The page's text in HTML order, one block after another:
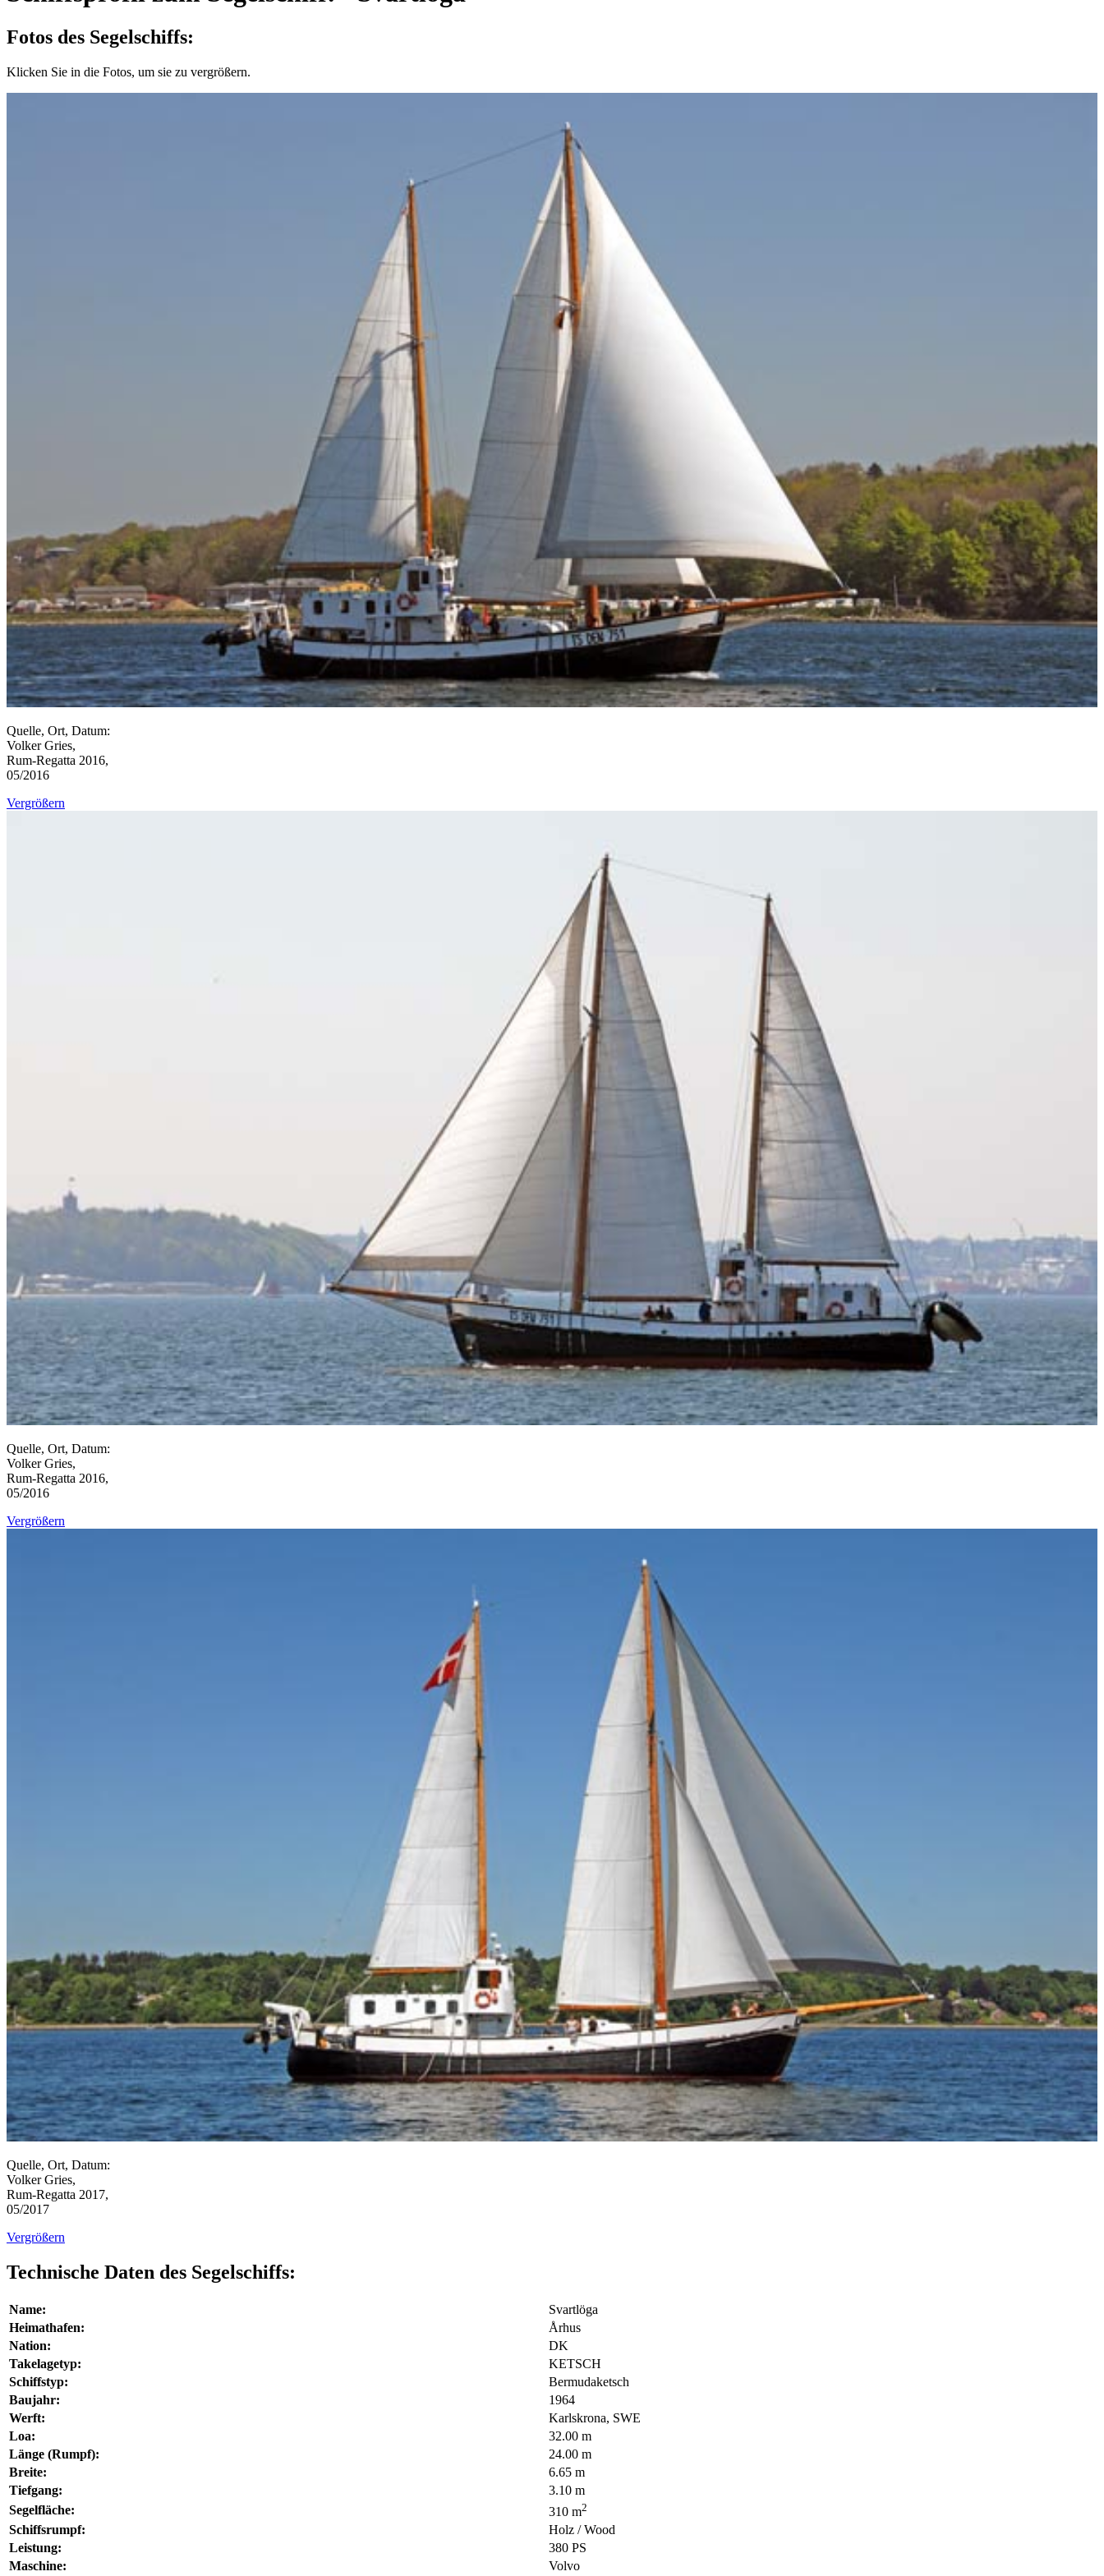
Fotos des Segelschiffs:
Klicken Sie in die Fotos, um sie zu vergrößern.
Quelle, Ort, Datum:
Volker Gries,
Rum-Regatta 2016,
05/2016
Vergrößern
Quelle, Ort, Datum:
Volker Gries,
Rum-Regatta 2016,
05/2016
Vergrößern
Quelle, Ort, Datum:
Volker Gries,
Rum-Regatta 2017,
05/2017
Vergrößern
Technische Daten des Segelschiffs:
Name:
Svartlöga
Heimathafen:
Århus
Nation:
DK
Takelagetyp:
KETSCH
Schiffstyp:
Bermudaketsch
Baujahr:
1964
Werft:
Karlskrona, SWE
Loa:
32.00 m
Länge (Rumpf):
24.00 m
Breite:
6.65 m
Tiefgang:
3.10 m
Segelfläche:
310 m2
Schiffsrumpf:
Holz / Wood
Leistung:
380 PS
Maschine:
Volvo